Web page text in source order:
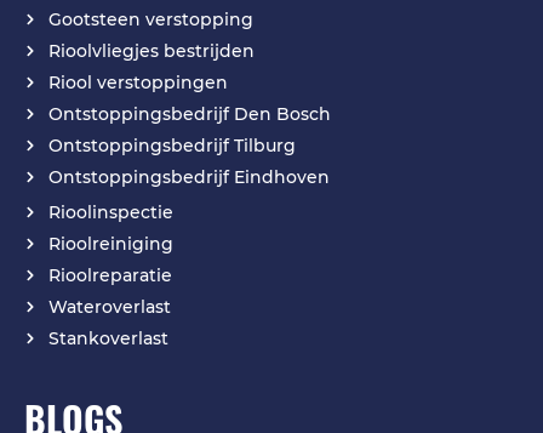
Gootsteen verstopping
Rioolvliegjes bestrijden
Riool verstoppingen
Ontstoppingsbedrijf Den Bosch
Ontstoppingsbedrijf Tilburg
Ontstoppingsbedrijf Eindhoven
Rioolinspectie
Rioolreiniging
Rioolreparatie
Wateroverlast
Stankoverlast
BLOGS